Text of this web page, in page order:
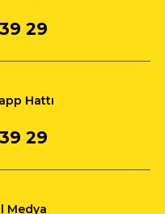
29
Hattı
29
Medya